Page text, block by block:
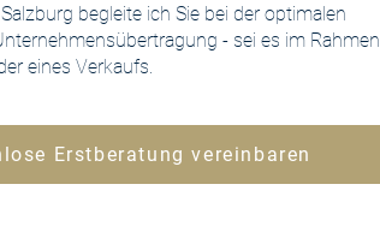
begleite ich Sie bei der optimalen
- sei es im Rahmen
eines Verkaufs.
Erstberatung vereinbaren